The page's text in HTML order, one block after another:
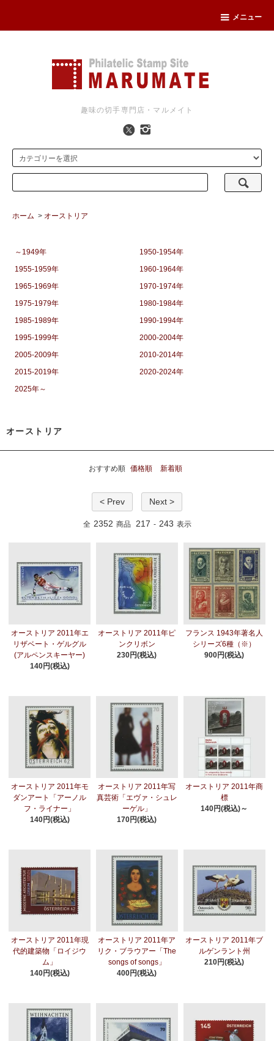
メニュー
趣味の切手専門店・マルメイト
ホーム > オーストリア
～1949年
1950-1954年
1955-1959年
1960-1964年
1965-1969年
1970-1974年
1975-1979年
1980-1984年
1985-1989年
1990-1994年
1995-1999年
2000-2004年
2005-2009年
2010-2014年
2015-2019年
2020-2024年
2025年～
オーストリア
おすすめ順 価格順 新着順
< Prev Next >
全 2352 商品 217 - 243 表示
オーストリア 2011年エ
リザベート・ゲルグル
(アルペンスキーヤー)
140円(税込)
オーストリア 2011年ピ
ンクリボン
230円(税込)
フランス 1943年著名人
シリーズ6種（※）
900円(税込)
オーストリア 2011年モ
ダンアート「アーノル
フ・ライナー」
140円(税込)
オーストリア 2011年写
真芸術「エヴァ・シュレ
ーゲル」
170円(税込)
オーストリア 2011年商
標
140円(税込)～
オーストリア 2011年現
代的建築物「ロイジウ
ム」
140円(税込)
オーストリア 2011年ア
リク・ブラウアー「The
songs of songs」
400円(税込)
オーストリア 2011年ブ
ルゲンラント州
210円(税込)